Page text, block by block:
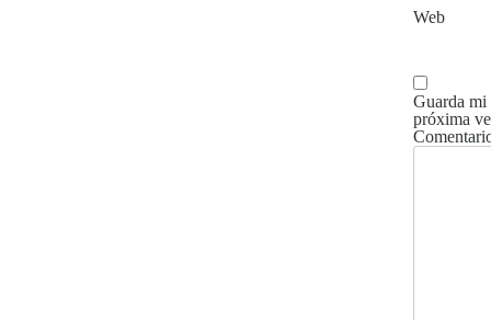
Web
Guarda mi
próxima